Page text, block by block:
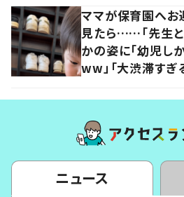
ママが保育園へ
見たら……「先生と
かの姿に「幼児し
ww」「大渋滞すぎ
ニュース